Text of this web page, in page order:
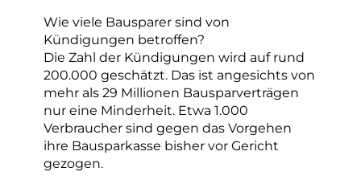
Wie viele Bausparer sind von
Kündigungen betroffen?
Die Zahl der Kündigungen wird auf rund
200.000 geschätzt. Das ist angesichts von
mehr als 29 Millionen Bausparverträgen
nur eine Minderheit. Etwa 1.000
Verbraucher sind gegen das Vorgehen
ihre Bausparkasse bisher vor Gericht
gezogen.